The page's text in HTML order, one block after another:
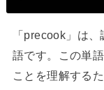
「precook」は
語です。この単
ことを理解する